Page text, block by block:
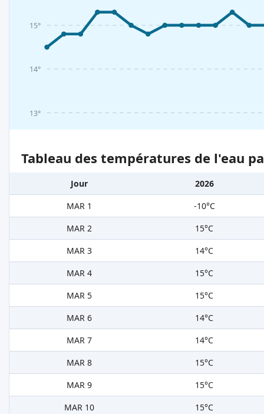
13°
14°
15°
Tableau des températures de l'eau
Jour
2026
MAR 1
-10°C
MAR 2
15°C
MAR 3
14°C
MAR 4
15°C
MAR 5
15°C
MAR 6
14°C
MAR 7
14°C
MAR 8
15°C
MAR 9
15°C
MAR 10
15°C